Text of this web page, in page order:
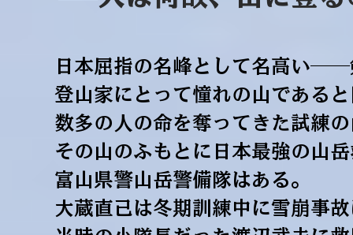
日本屈指の名峰として名高い──
登山家にとって憧れの山である
数多の人の命を奪ってきた試練
その山のふもとに日本最強の山
富山県警山岳警備隊はある。
大蔵直己は冬期訓練中に雪崩事